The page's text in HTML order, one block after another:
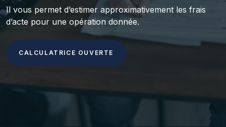
Il vous permet d’estimer approximativement les frais
d’acte pour une opération donnée.
CALCULATRICE OUVERTE